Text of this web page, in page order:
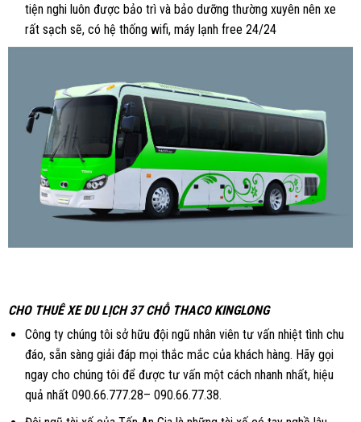
tiện nghi luôn được bảo trì và bảo dưỡng thường xuyên nên xe
rất sạch sẽ, có hệ thống wifi, máy lạnh free 24/24
CHO THUÊ XE DU LỊCH 37 CHỖ THACO KINGLONG
Công ty chúng tôi sở hữu đội ngũ nhân viên tư vấn nhiệt tình chu
đáo, sẵn sàng giải đáp mọi thắc mắc của khách hàng. Hãy gọi
ngay cho chúng tôi để được tư vấn một cách nhanh nhất, hiệu
quả nhất 090.66.777.28– 090.66.77.38.